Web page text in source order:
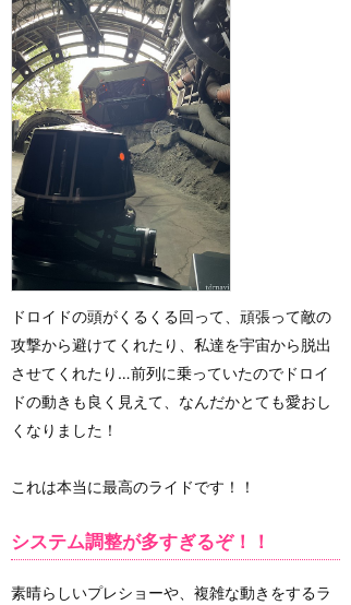
ドロイドの頭がくるくる回って、頑張って敵の
攻撃から避けてくれたり、私達を宇宙から脱出
させてくれたり…前列に乗っていたのでドロイ
ドの動きも良く見えて、なんだかとても愛おし
くなりました！
これは本当に最高のライドです！！
システム調整が多すぎるぞ！！
素晴らしいプレショーや、複雑な動きをするラ